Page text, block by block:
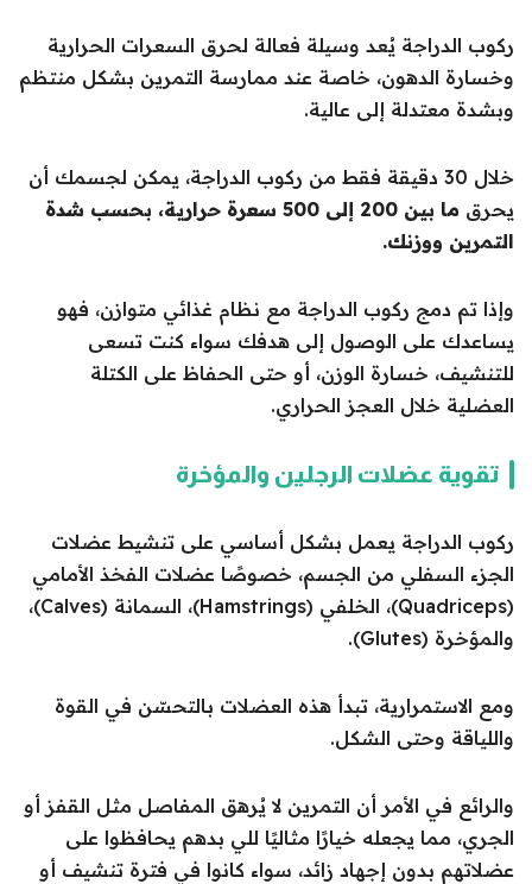
ركوب الدراجة يُعد وسيلة فعالة لحرق السعرات الحرارية
وخسارة الدهون، خاصة عند ممارسة التمرين بشكل منتظم
وبشدة معتدلة إلى عالية.
خلال 30 دقيقة فقط من ركوب الدراجة، يمكن لجسمك أن
يحرق ما بين 200 إلى 500 سعرة حرارية،
بحسب شدة
التمرين ووزنك.
وإذا تم دمج ركوب الدراجة مع نظام غذائي متوازن، فهو
يساعدك على الوصول إلى هدفك سواء كنت تسعى
للتنشيف، خسارة الوزن، أو حتى الحفاظ على الكتلة
العضلية خلال العجز الحراري.
تقوية عضلات الرجلين والمؤخرة
ركوب الدراجة يعمل بشكل أساسي على تنشيط عضلات
الجزء السفلي من الجسم، خصوصًا عضلات الفخذ الأمامي
(Quadriceps)، الخلفي (Hamstrings)، السمانة (Calves)،
والمؤخرة (Glutes).
ومع الاستمرارية، تبدأ هذه العضلات بالتحسّن في القوة
واللياقة وحتى الشكل.
والرائع في الأمر أن التمرين لا يُرهق المفاصل مثل القفز أو
الجري، مما يجعله خيارًا مثاليًا للي بدهم يحافظوا على
عضلاتهم بدون إجهاد زائد، سواء كانوا في فترة تنشيف أو